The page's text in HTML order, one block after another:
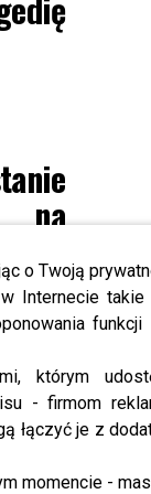
o Twoją
Internecie
funkcji
którym
- firmom
łączyć je z
momencie -
na
nie